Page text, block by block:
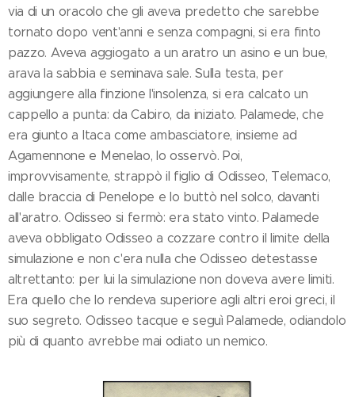
via di un oracolo che gli aveva predetto che sarebbe
tornato dopo vent'anni e senza compagni, si era finto
pazzo. Aveva aggiogato a un aratro un asino e un bue,
arava la sabbia e seminava sale. Sulla testa, per
aggiungere alla finzione l'insolenza, si era calcato un
cappello a punta: da Cabiro, da iniziato. Palamede, che
era giunto a Itaca come ambasciatore, insieme ad
Agamennone e Menelao, lo osservò. Poi,
improvvisamente, strappò il figlio di Odisseo, Telemaco,
dalle braccia di Penelope e lo buttò nel solco, davanti
all'aratro. Odisseo si fermò: era stato vinto. Palamede
aveva obbligato Odisseo a cozzare contro il limite della
simulazione e non c'era nulla che Odisseo detestasse
altrettanto: per lui la simulazione non doveva avere limiti.
Era quello che lo rendeva superiore agli altri eroi greci, il
suo segreto. Odisseo tacque e seguì Palamede, odiandolo
più di quanto avrebbe mai odiato un nemico.